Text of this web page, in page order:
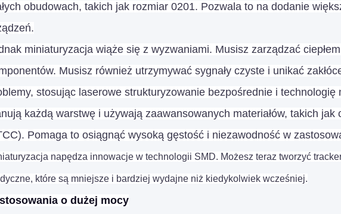
obudowach, takich jak rozmiar 0201. Pozwala to na dodanie
miniaturyzacja wiąże się z wyzwaniami. Musisz zarządzać
Musisz również utrzymywać sygnały czyste i unikać
stosując laserowe strukturyzowanie bezpośrednie i
każdą warstwę i używają zaawansowanych materiałów, takich
Pomaga to osiągnąć wysoką gęstość i niezawodność w
napędza innowacje w technologii SMD. Możesz teraz tworzyć
które są mniejsze i bardziej wydajne niż kiedykolwiek wcześniej.
o dużej mocy